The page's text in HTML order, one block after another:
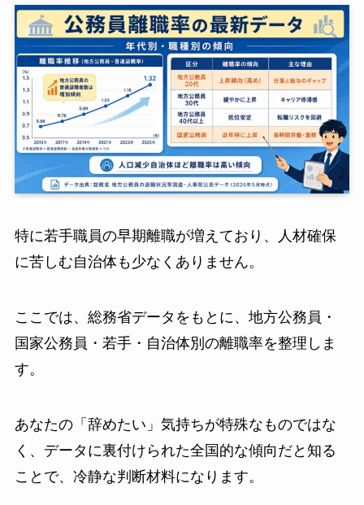
特に若手職員の早期離職が増えており、人材確保
に苦しむ自治体も少なくありません。
ここでは、総務省データをもとに、地方公務員・
国家公務員・若手・自治体別の離職率を整理しま
す。
あなたの「辞めたい」気持ちが特殊なものではな
く、データに裏付けられた全国的な傾向だと知る
ことで、冷静な判断材料になります。